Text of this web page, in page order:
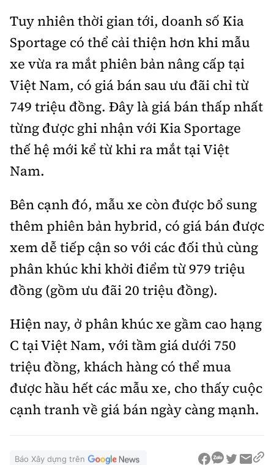
Tuy nhiên thời gian tới, doanh số Kia
Sportage có thể cải thiện hơn khi mẫu
xe vừa ra mắt phiên bản nâng cấp tại
Việt Nam, có giá bán sau ưu đãi chỉ từ
749 triệu đồng. Đây là giá bán thấp nhất
từng được ghi nhận với Kia Sportage
thế hệ mới kể từ khi ra mắt tại Việt
Nam.
Bên cạnh đó, mẫu xe còn được bổ sung
thêm phiên bản hybrid, có giá bán được
xem dễ tiếp cận so với các đối thủ cùng
phân khúc khi khởi điểm từ 979 triệu
đồng (gồm ưu đãi 20 triệu đồng).
Hiện nay, ở phân khúc xe gầm cao hạng
C tại Việt Nam, với tầm giá dưới 750
triệu đồng, khách hàng có thể mua
được hầu hết các mẫu xe, cho thấy cuộc
cạnh tranh về giá bán ngày càng mạnh.
Báo Xây dựng trên